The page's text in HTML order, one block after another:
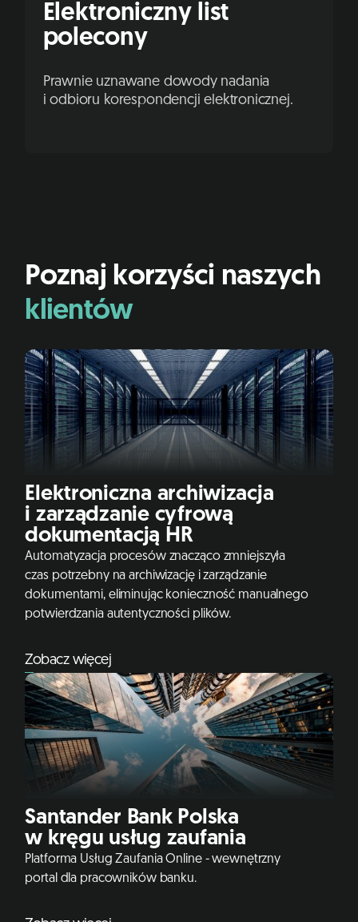
Elektroniczny list
polecony
Prawnie uznawane dowody nadania
i odbioru korespondencji elektronicznej.
Poznaj korzyści naszych
klientów
Elektroniczna archiwizacja
i zarządzanie cyfrową
dokumentacją HR
Automatyzacja procesów znacząco zmniejszyła
czas potrzebny na archiwizację i zarządzanie
dokumentami, eliminując konieczność manualnego
potwierdzania autentyczności plików.
Zobacz więcej
Santander Bank Polska
w kręgu usług zaufania
Platforma Usług Zaufania Online - wewnętrzny
portal dla pracowników banku.